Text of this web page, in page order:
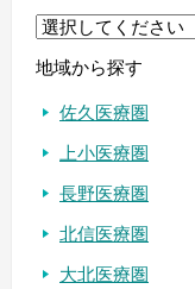
地域から探す
佐久医療圏
上小医療圏
長野医療圏
北信医療圏
大北医療圏